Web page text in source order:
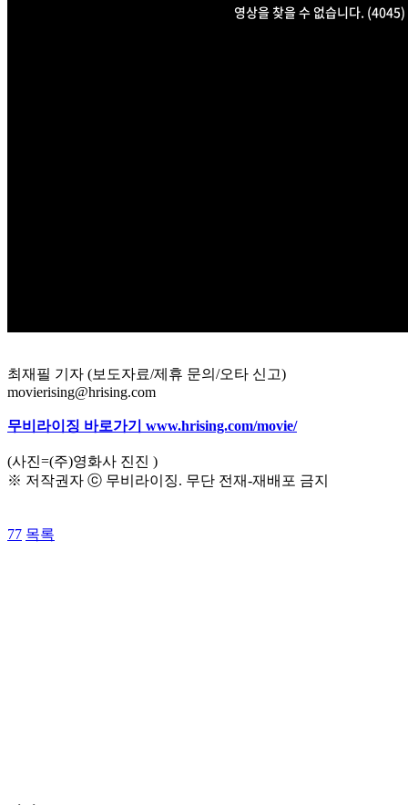
최재필 기자 (보도자료/제휴 문의/오타 신고)
movierising@hrising.com
무비라이징 바로가기 www.hrising.com/movie/
(사진=(주)영화사 진진 )
※ 저작권자 ⓒ 무비라이징. 무단 전재-재배포 금지
77 목록